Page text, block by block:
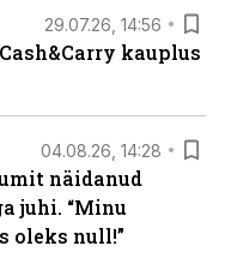
29.07.26, 14:56
kauplus
04.08.26, 14:28
näidanud
juhi. “Minu
oleks null!”